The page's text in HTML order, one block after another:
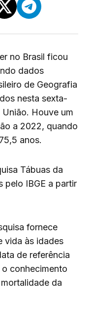
no Brasil ficou
dados
de Geografia
nesta sexta-
Houve um
a 2022, quando
anos.
Tábuas da
pelo IBGE a partir
fornece
vida às idades
de referência
o conhecimento
da